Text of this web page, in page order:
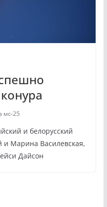
мс-25
и белорусский
и Марина Василевская,
Дайсон